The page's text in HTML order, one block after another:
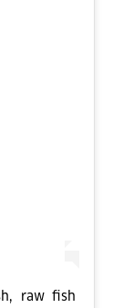
raw fish